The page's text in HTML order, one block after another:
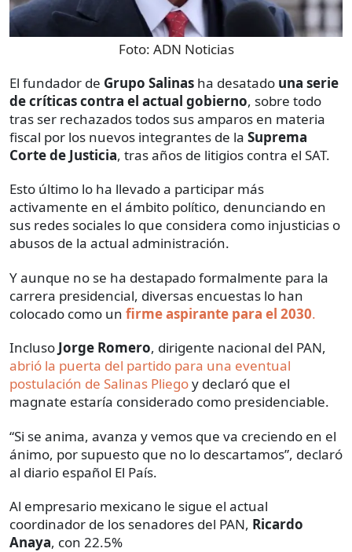
Foto: ADN Noticias
El fundador de Grupo Salinas ha desatado una serie
de críticas contra el actual gobierno, sobre todo
tras ser rechazados todos sus amparos en materia
fiscal por los nuevos integrantes de la Suprema
Corte de Justicia, tras años de litigios contra el SAT.
Esto último lo ha llevado a participar más
activamente en el ámbito político, denunciando en
sus redes sociales lo que considera como injusticias o
abusos de la actual administración.
Y aunque no se ha destapado formalmente para la
carrera presidencial, diversas encuestas lo han
colocado como un firme aspirante para el 2030.
Incluso Jorge Romero, dirigente nacional del PAN,
abrió la puerta del partido para una eventual
postulación de Salinas Pliegoy declaró que el
magnate estaría considerado como presidenciable.
“Si se anima, avanza y vemos que va creciendo en el
ánimo, por supuesto que no lo descartamos”, declaró
al diario español El País.
Al empresario mexicano le sigue el actual
coordinador de los senadores del PAN, Ricardo
Anaya, con 22.5%